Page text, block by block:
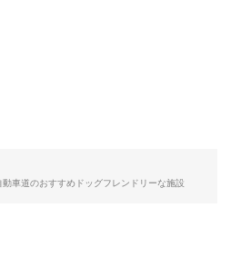
車道のおすすめドッグフレンドリーな施設